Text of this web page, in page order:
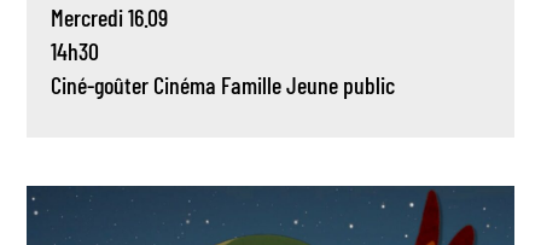
Mercredi 16.09
14h30
Ciné-goûter Cinéma FamilleJeune public